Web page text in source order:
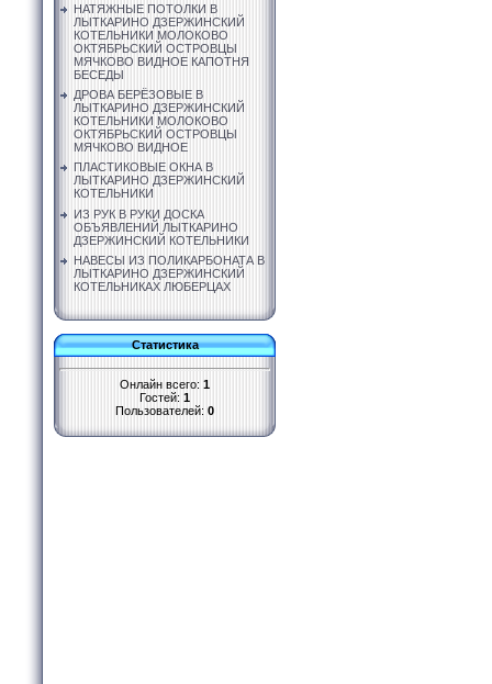
НАТЯЖНЫЕ ПОТОЛКИ В
ЛЫТКАРИНО ДЗЕРЖИНСКИЙ
КОТЕЛЬНИКИ МОЛОКОВО
ОКТЯБРЬСКИЙ ОСТРОВЦЫ
МЯЧКОВО ВИДНОЕ КАПОТНЯ
БЕСЕДЫ
ДРОВА БЕРЁЗОВЫЕ В
ЛЫТКАРИНО ДЗЕРЖИНСКИЙ
КОТЕЛЬНИКИ МОЛОКОВО
ОКТЯБРЬСКИЙ ОСТРОВЦЫ
МЯЧКОВО ВИДНОЕ
ПЛАСТИКОВЫЕ ОКНА В
ЛЫТКАРИНО ДЗЕРЖИНСКИЙ
КОТЕЛЬНИКИ
ИЗ РУК В РУКИ ДОСКА
ОБЪЯВЛЕНИЙ ЛЫТКАРИНО
ДЗЕРЖИНСКИЙ КОТЕЛЬНИКИ
НАВЕСЫ ИЗ ПОЛИКАРБОНАТА В
ЛЫТКАРИНО ДЗЕРЖИНСКИЙ
КОТЕЛЬНИКАХ ЛЮБЕРЦАХ
Статистика
Онлайн всего: 1
Гостей: 1
Пользователей: 0